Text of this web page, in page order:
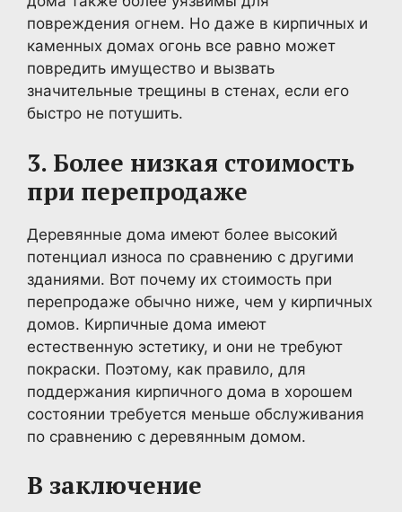
повреждения огнем. Но даже в кирпичных и
каменных домах огонь все равно может
повредить имущество и вызвать
значительные трещины в стенах, если его
быстро не потушить.
3. Более низкая стоимость
при перепродаже
Деревянные дома имеют более высокий
потенциал износа по сравнению с другими
зданиями. Вот почему их стоимость при
перепродаже обычно ниже, чем у кирпичных
домов. Кирпичные дома имеют
естественную эстетику, и они не требуют
покраски. Поэтому, как правило, для
поддержания кирпичного дома в хорошем
состоянии требуется меньше обслуживания
по сравнению с деревянным домом.
В заключение